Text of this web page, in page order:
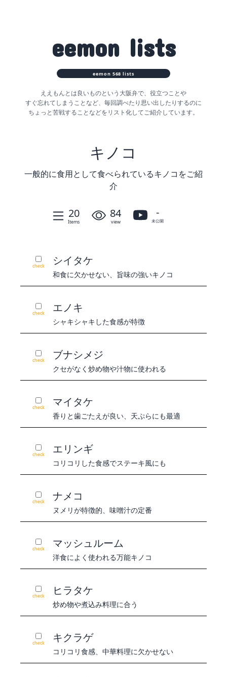
eemon lists
eemon 568 lists
ええもんとは良いものという大阪弁で、役立つことや
すぐ忘れてしまうことなど、 毎回調べたり思い出したりするのに
ちょっと苦戦することなどをリスト化してご紹介しています。
キノコ
一般的に食用として食べられているキノコをご紹
介
20
Items
84
view
-
未公開
check シイタケ
和食に欠かせない、旨味の強いキノコ
check エノキ
シャキシャキした食感が特徴
check ブナシメジ
クセがなく炒め物や汁物に使われる
check マイタケ
香りと歯ごたえが良い、天ぷらにも最適
check エリンギ
コリコリした食感でステーキ風にも
check ナメコ
ヌメリが特徴的、味噌汁の定番
check マッシュルーム
洋食によく使われる万能キノコ
check ヒラタケ
炒め物や煮込み料理に合う
check キクラゲ
コリコリ食感、中華料理に欠かせない